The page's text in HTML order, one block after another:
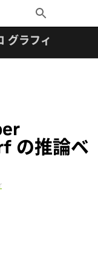
Toggle
Search
グラフィックス
の推論ベ